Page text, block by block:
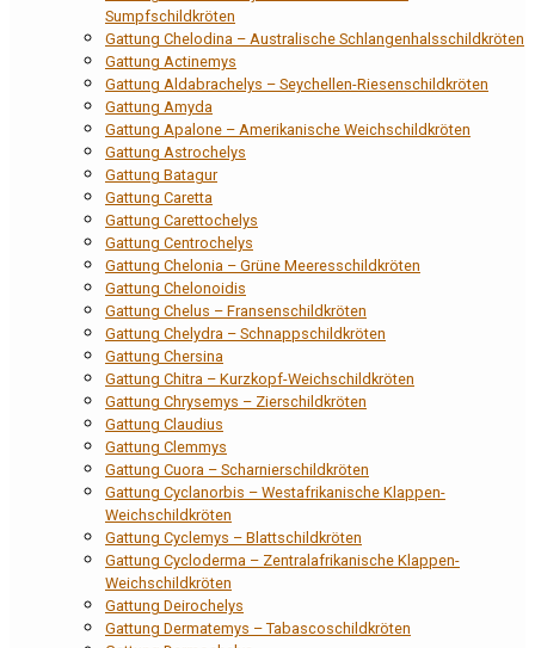
Sumpfschildkröten
Gattung Chelodina – Australische Schlangenhalsschildkröten
Gattung Actinemys
Gattung Aldabrachelys – Seychellen-Riesenschildkröten
Gattung Amyda
Gattung Apalone – Amerikanische Weichschildkröten
Gattung Astrochelys
Gattung Batagur
Gattung Caretta
Gattung Carettochelys
Gattung Centrochelys
Gattung Chelonia – Grüne Meeresschildkröten
Gattung Chelonoidis
Gattung Chelus – Fransenschildkröten
Gattung Chelydra – Schnappschildkröten
Gattung Chersina
Gattung Chitra – Kurzkopf-Weichschildkröten
Gattung Chrysemys – Zierschildkröten
Gattung Claudius
Gattung Clemmys
Gattung Cuora – Scharnierschildkröten
Gattung Cyclanorbis – Westafrikanische Klappen-
Weichschildkröten
Gattung Cyclemys – Blattschildkröten
Gattung Cycloderma – Zentralafrikanische Klappen-
Weichschildkröten
Gattung Deirochelys
Gattung Dermatemys – Tabascoschildkröten